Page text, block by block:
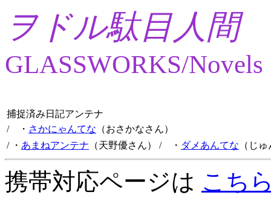
ヲドル駄目人間
GLASSWORKS/Novels
捕捉済み日記アンテナ
/ ・ さかにゃんてな （おさかなさん）
/ ・ あまねアンテナ （天野優さん） / ・ ダメあんてな （じ
携帯対応ページは こち